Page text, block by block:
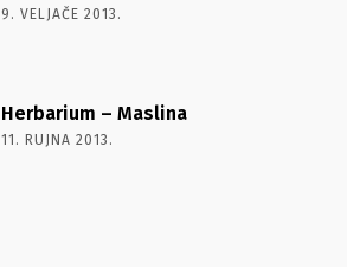
9. VELJAČE 2013.
Herbarium – Maslina
11. RUJNA 2013.